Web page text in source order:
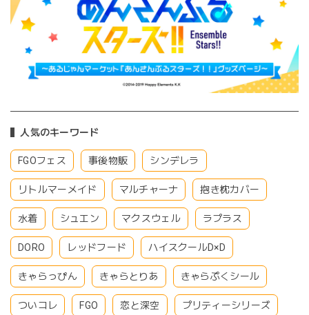
人気のキーワード
FGOフェス 事後物販 シンデレラ
リトルマーメイド マルチャーナ 抱き枕カバー
水着 シュエン マクスウェル ラプラス
DORO レッドフード ハイスクールD×D
きゃらっぴん きゃらとりあ きゃらぷくシール
ついコレ FGO 恋と深空 プリティーシリーズ